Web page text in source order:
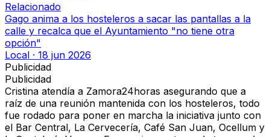
Relacionado
Gago anima a los hosteleros a sacar las pantallas a la
calle y recalca que el Ayuntamiento "no tiene otra
opción"
Local · 18 jun 2026
Publicidad
Publicidad
Cristina atendía a Zamora24horas asegurando que a
raíz de una reunión mantenida con los hosteleros, todo
fue rodado para poner en marcha la iniciativa junto con
el Bar Central, La Cervecería, Café San Juan, Ocellum y